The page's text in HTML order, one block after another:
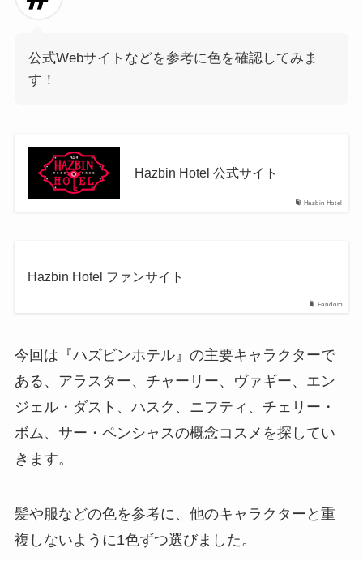
公式Webサイトなどを参考に色を確認してみま
す！
Hazbin Hotel
Hazbin Hotel 公式サイト
Fandom
Hazbin Hotel ファンサイト
今回は『ハズビンホテル』の主要キャラクターで
ある、アラスター、チャーリー、ヴァギー、エン
ジェル・ダスト、ハスク、ニフティ、チェリー・
ボム、サー・ペンシャスの概念コスメを探してい
きます。
髪や服などの色を参考に、他のキャラクターと重
複しないように1色ずつ選びました。